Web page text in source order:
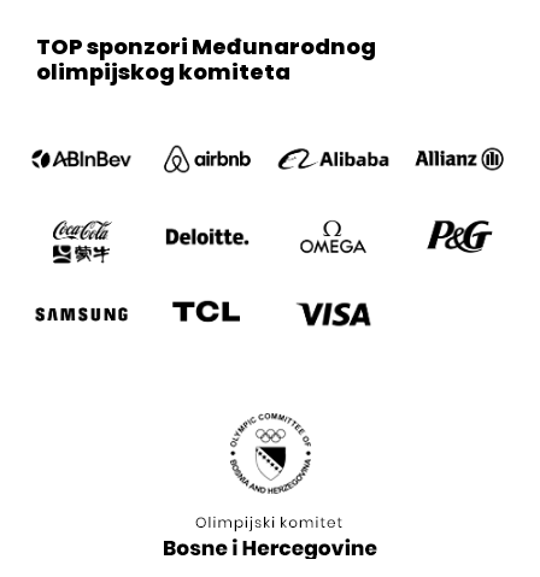
TOP sponzori Međunarodnog
olimpijskog komiteta